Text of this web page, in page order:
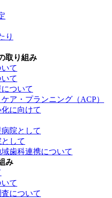
り
取り組み
て
て
ついて
ア・プランニング（ACP）
に向けて
院として
して
歯科連携について
み
て
について